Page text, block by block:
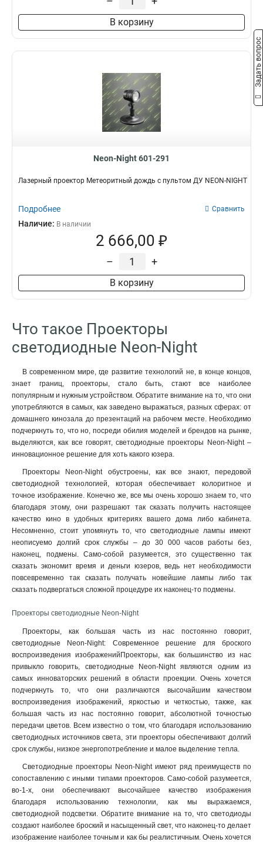
В корзину
Neon-Night 601-291
Лазерный проектор Метеоритный дождь с пультом ДУ NEON-NIGHT
Подробнее Сравнить
Наличие: В наличии
2 666,00 ₽
– +
В корзину
Что такое Проекторы
светодиодные Neon-Night
В современном мире, где развитие технологий не, в конце концов,
знает границ, проекторы, стало быть, стают все наиболее
популярным и нужным устройством. Обратите внимание на то, что они
употребляются в самых, как заведено выражаться, разных сферах: от
домашнего кинозала до презентаций на рабочем месте. Необходимо
подчеркнуть то, что но, посреди обилия моделей и брендов на рынке,
выделяются, как все говорят, светодиодные проекторы Neon-Night –
инновационное решение для хоть какого юзера.
Проекторы Neon-Night обустроены, как все знают, передовой
светодиодной технологией, которая обеспечивает колоритное и
точное изображение. Конечно же, все мы очень хорошо знаем то, что
благодаря этому, они разрешают так сказать получить настоящее
качество кино в удобных критериях вашего дома либо кабинета.
Несомненно, стоит упомянуть то, что светодиодные лампы имеют
неописуемо долгий срок службы – до 30 000 часов работы без,
наконец, подмены. Само-собой разумеется, это существенно так
сказать экономит время и деньги юзеров, ведь нет необходимости
повсевременно так сказать получать новейшие лампы либо так
сказать подвергаться сложной процедуре их наконец-то подмены.
Проекторы светодиодные Neon-Night
Проекторы, как большая часть из нас постоянно говорит,
светодиодные Neon-Night: Современное решение для броского
воспроизведения изображенийПроекторы, как большинство из нас
привыкло говорить, светодиодные Neon-Night являются одним из
самых инноваторских решений в области проекции. Очень хочется
подчеркнуть то, что они различаются высочайшим качеством
воспроизведения изображений, яркостью и четкостью, также, как
большая часть из нас постоянно говорит, абсолютной точностью
передачи цветов. Всем известно о том, что благодаря использованию
светодиодных источников света, эти проекторы обеспечивают долгий
срок службы, низкое энергопотребление и малое выделение тепла.
Светодиодные проекторы Neon-Night имеют ряд преимуществ по
сопоставлению с иными типами проекторов. Само-собой разумеется,
во-1-х, они обеспечивают высочайшее качество изображения
благодаря использованию технологии, как мы выражаемся,
светодиодной подсветки. Обратите внимание на то, что светодиоды
создают наиболее броский и насыщенный свет, что наконец-то делает
изображение наиболее точным и как бы реалистичным. Очень хочется
Задать вопрос